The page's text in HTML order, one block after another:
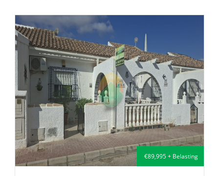
€135,000 + Belasting